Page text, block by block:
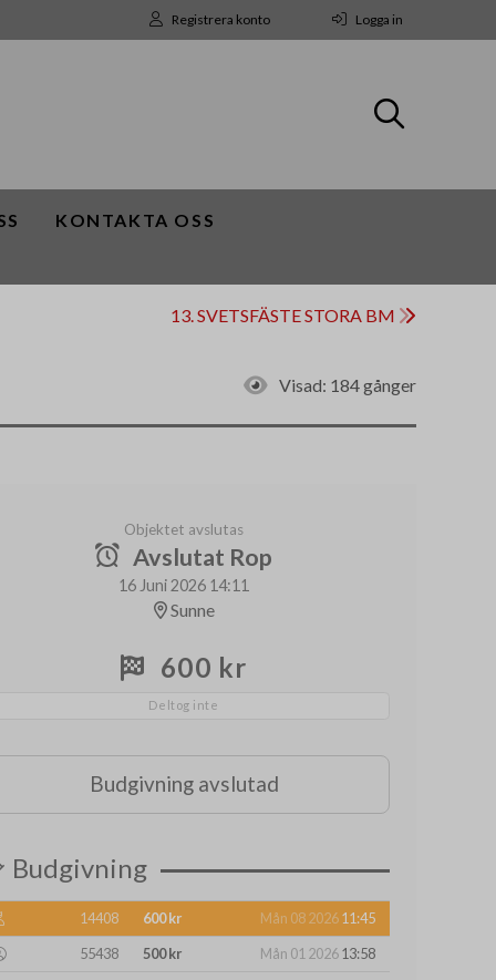
Registrera konto Logga in
KONTAKTA OSS
13. SVETSFÄSTE STORA BM
Visad: 184 gånger
Objektet avslutas
Avslutat Rop
16 Juni 2026 14:11
Sunne
600 kr
Deltog inte
Budgivning avslutad
Budgivning
14408 600 kr Mån 08 202611:45
55438
500 kr Mån 01 202613:58